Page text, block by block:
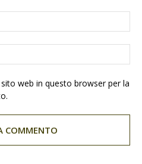
web in questo browser per la